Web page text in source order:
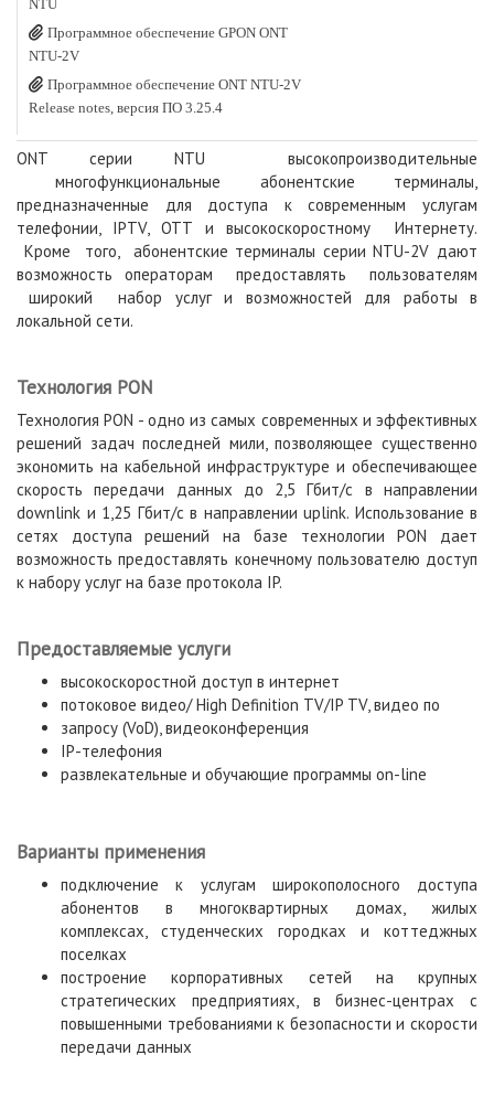
NTU
Программное обеспечение GPON ONT
NTU-2V
Программное обеспечение ONT NTU-2V
Release notes, версия ПО 3.25.4
ONT серии NTU высокопроизводительные
многофункциональные абонентские терминалы,
предназначенные для доступа к современным услугам
телефонии, IPTV, OTT и высокоскоростному Интернету.
Кроме того, абонентские терминалы серии NTU-2V дают
возможность операторам предоставлять пользователям
широкий набор услуг и возможностей для работы в
локальной сети.
Технология PON
Технология PON - одно из самых современных и эффективных
решений задач последней мили, позволяющее существенно
экономить на кабельной инфраструктуре и обеспечивающее
скорость передачи данных до 2,5 Гбит/с в направлении
downlink и 1,25 Гбит/с в направлении uplink. Использование в
сетях доступа решений на базе технологии PON дает
возможность предоставлять конечному пользователю доступ
к набору услуг на базе протокола IP.
Предоставляемые услуги
высокоскоростной доступ в интернет
потоковое видео/ High Definition TV/IP TV, видео по
запросу (VoD), видеоконференция
IP-телефония
развлекательные и обучающие программы on-line
Варианты применения
подключение к услугам широкополосного доступа
абонентов в многоквартирных домах, жилых
комплексах, студенческих городках и коттеджных
поселках
построение корпоративных сетей на крупных
стратегических предприятиях, в бизнес-центрах с
повышенными требованиями к безопасности и скорости
передачи данных